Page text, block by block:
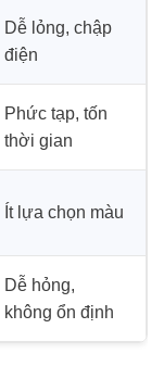
Dễ lỏng, chập
điện
Phức tạp, tốn
thời gian
Ít lựa chọn màu
Dễ hỏng,
không ổn định